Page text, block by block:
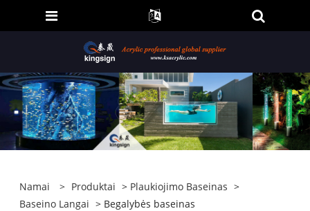
Namai > Produktai > Plaukiojimo Baseinas >
Baseino Langai > Begalybės baseinas